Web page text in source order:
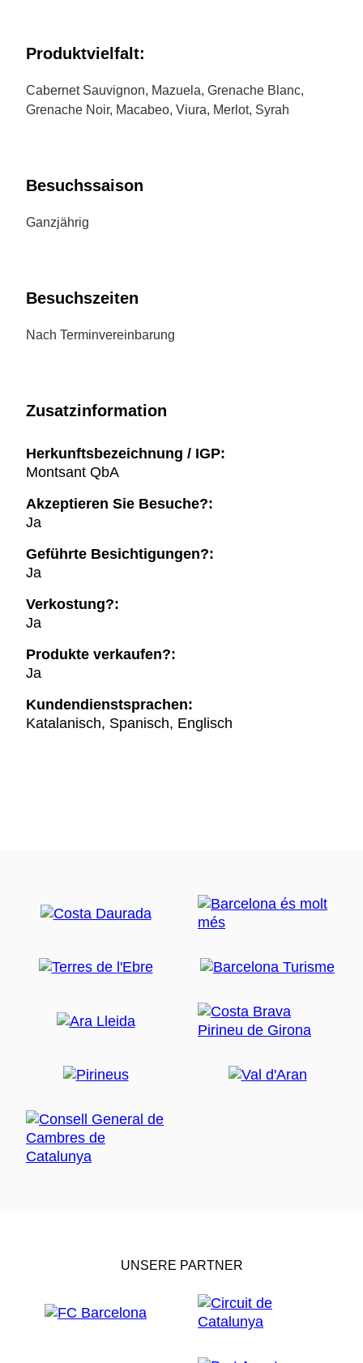
Produktvielfalt:
Cabernet Sauvignon, Mazuela, Grenache Blanc,
Grenache Noir, Macabeo, Viura, Merlot, Syrah
Besuchssaison
Ganzjährig
Besuchszeiten
Nach Terminvereinbarung
Zusatzinformation
Herkunftsbezeichnung / IGP:
Montsant QbA
Akzeptieren Sie Besuche?:
Ja
Geführte Besichtigungen?:
Ja
Verkostung?:
Ja
Produkte verkaufen?:
Ja
Kundendienstsprachen:
Katalanisch, Spanisch, Englisch
UNSERE PARTNER